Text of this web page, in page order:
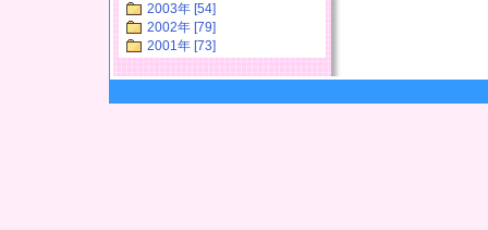
2003年 [54]
2002年 [79]
2001年 [73]